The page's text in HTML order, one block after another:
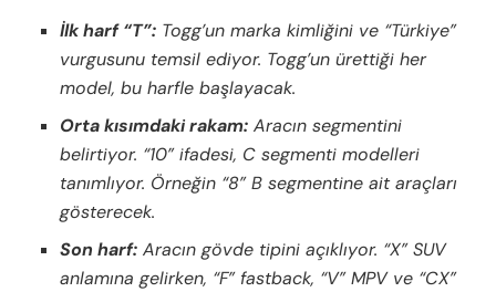
İlk harf “T”: Togg’un marka kimliğini ve “Türkiye”
vurgusunu temsil ediyor. Togg’un ürettiği her
model, bu harfle başlayacak.
Orta kısımdaki rakam: Aracın segmentini
belirtiyor. “10” ifadesi, C segmenti modelleri
tanımlıyor. Örneğin “8” B segmentine ait araçları
gösterecek.
Son harf: Aracın gövde tipini açıklıyor. “X” SUV
anlamına gelirken, “F” fastback, “V” MPV ve “CX”